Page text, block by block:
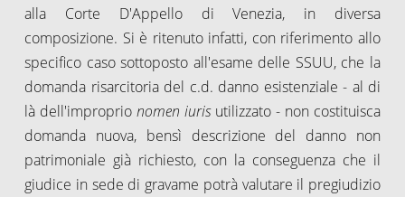
alla Corte D'Appello di Venezia, in diversa
composizione. Si è ritenuto infatti, con riferimento allo
specifico caso sottoposto all'esame delle SSUU, che la
domanda risarcitoria del c.d. danno esistenziale - al di
là dell'improprio nomen iurisutilizzato - non costituisca
domanda nuova, bensì descrizione del danno non
patrimoniale già richiesto, con la conseguenza che il
giudice in sede di gravame potrà valutare il pregiudizio